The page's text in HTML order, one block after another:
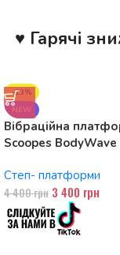
♥ Гарячі
-23%
NEW
Вібраційна
Scoopes
Степ- платформи
4 400грн 3 400 грн